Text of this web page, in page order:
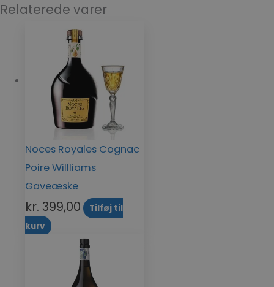
Relaterede varer
Noces Royales Cognac
Poire Willliams
Gaveæske
kr. 399,00
Tilføj til
kurv